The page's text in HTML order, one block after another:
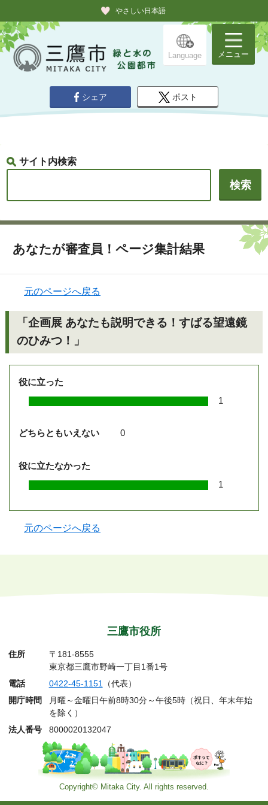
やさしい日本語
Language メニュー
シェア ポスト
サイト内検索
あなたが審査員！ページ集計結果
元のページへ戻る
「企画展 あなたも説明できる！すばる望遠鏡
のひみつ！」
役に立った
1
どちらともいえない 0
役に立たなかった
1
元のページへ戻る
三鷹市役所
住所
〒181-8555
東京都三鷹市野崎一丁目1番1号
電話
0422-45-1151（代表）
開庁時間
月曜～金曜日午前8時30分～午後5時（祝日、年末年始
を除く）
法人番号
8000020132047
Copyright© Mitaka City. All rights reserved.